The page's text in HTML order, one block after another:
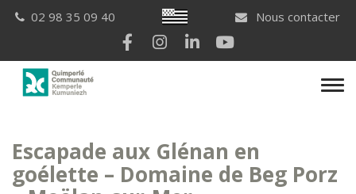
Breton
02 98 35 09 40
Nous contacter
Lien vers le compte Facebook
Lien vers le compte Instagram
Lien vers le compte
Escapade aux Glénan en
goélette – Domaine de Beg Porz